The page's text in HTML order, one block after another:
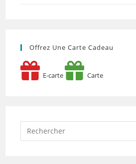
Offrez Une Carte Cadeau
E-carte Carte